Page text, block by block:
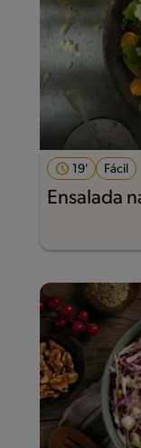
19' Fácil
Ensalada